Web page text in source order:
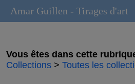
Vous êtes dans cette
Collections >Toutes les
Amar Guillen - Tirages d'art